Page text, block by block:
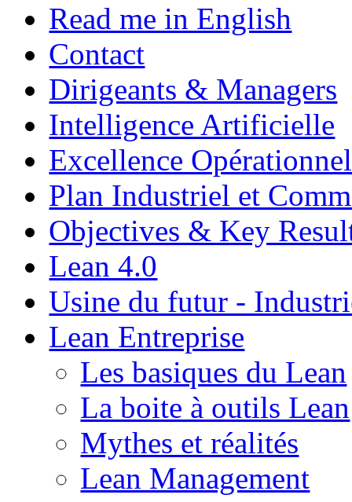
Read me in English
Contact
Dirigeants & Managers
Intelligence Artificielle
Excellence
Plan Industriel et
Objectives & Key
Lean 4.0
Usine du futur -
Lean Entreprise
Les basiques du Lean
La boite à outils Lean
Mythes et réalités
Lean Management